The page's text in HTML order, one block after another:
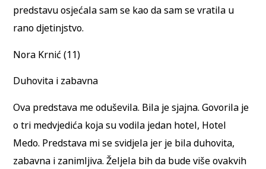
predstavu osjećala sam se kao da sam se vratila u
rano djetinjstvo.
Nora Krnić (11)
Duhovita i zabavna
Ova predstava me oduševila. Bila je sjajna. Govorila je
o tri medvjedića koja su vodila jedan hotel, Hotel
Medo. Predstava mi se svidjela jer je bila duhovita,
zabavna i zanimljiva. Željela bih da bude više ovakvih